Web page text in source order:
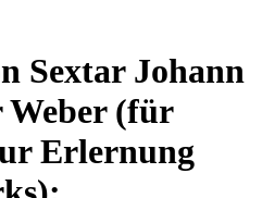
Sextar Johann
(für
Erlernung